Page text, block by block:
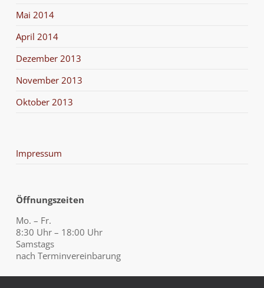
Mai 2014
April 2014
Dezember 2013
November 2013
Oktober 2013
Impressum
Öffnungszeiten
Mo. – Fr.
8:30 Uhr – 18:00 Uhr
Samstags
nach Terminvereinbarung